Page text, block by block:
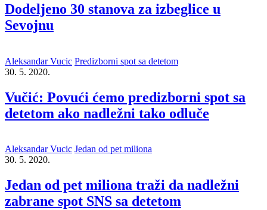
Dodeljeno 30 stanova za izbeglice u
Sevojnu
Aleksandar Vucic Predizborni spot sa detetom
30. 5. 2020.
Vučić: Povući ćemo predizborni spot sa
detetom ako nadležni tako odluče
Aleksandar Vucic Jedan od pet miliona
30. 5. 2020.
Jedan od pet miliona traži da nadležni
zabrane spot SNS sa detetom